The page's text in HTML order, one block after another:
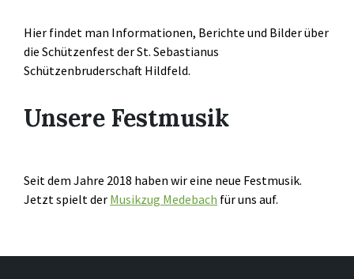
Hier findet man Informationen, Berichte und Bilder über
die Schützenfest der St. Sebastianus
Schützenbruderschaft Hildfeld.
Unsere Festmusik
Seit dem Jahre 2018 haben wir eine neue Festmusik.
Jetzt spielt der Musikzug Medebach für uns auf.